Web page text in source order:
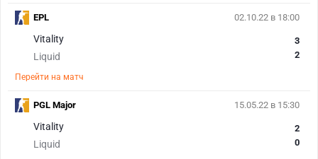
02.10.22 в 18:00
Vitality
Liquid
3
2
Перейти на матч
EPL
15.05.22 в 15:30
Vitality
Liquid
2
0
PGL Major